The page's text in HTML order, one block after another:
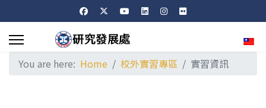
You are here: Home 校外實習專區 實習資訊